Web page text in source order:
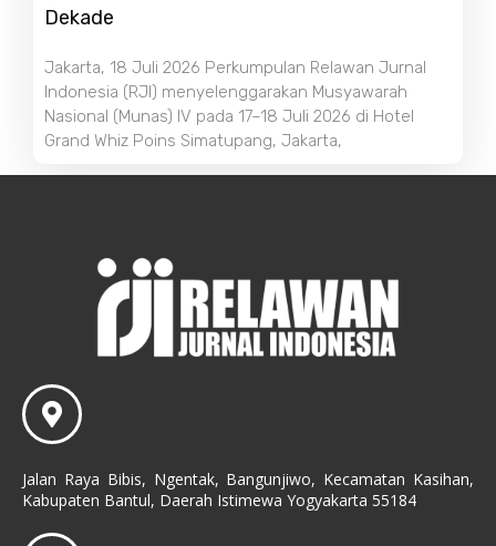
Dekade
Jakarta, 18 Juli 2026 Perkumpulan Relawan Jurnal
Indonesia (RJI) menyelenggarakan Musyawarah
Nasional (Munas) IV pada 17–18 Juli 2026 di Hotel
Grand Whiz Poins Simatupang, Jakarta,
Jalan Raya Bibis, Ngentak, Bangunjiwo, Kecamatan Kasihan,
Kabupaten Bantul, Daerah Istimewa Yogyakarta 55184